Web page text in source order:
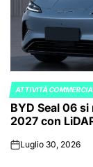
POSTED
IN
ATTIVITÀ
BYD Seal 06
2027 con
onLuglio 30, 2026